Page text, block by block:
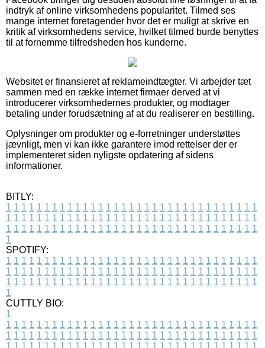
indtryk af online virksomhedens popularitet. Tilmed ses
mange internet foretagender hvor det er muligt at skrive en
kritik af virksomhedens service, hvilket tilmed burde benyttes
til at fornemme tilfredsheden hos kunderne.
Websitet er finansieret af reklameindtægter. Vi arbejder tæt
sammen med en række internet firmaer derved at vi
introducerer virksomhedernes produkter, og modtager
betaling under forudsætning af at du realiserer en bestilling.
Oplysninger om produkter og e-forretninger understøttes
jævnligt, men vi kan ikke garantere imod rettelser der er
implementeret siden nyligste opdatering af sidens
informationer.
BITLY:
1 1 1 1 1 1 1 1 1 1 1 1 1 1 1 1 1 1 1 1 1 1 1 1 1 1 1 1 1 1 1 1 1
1 1 1 1 1 1 1 1 1 1 1 1 1 1 1 1 1 1 1 1 1 1 1 1 1 1 1 1 1 1 1 1 1
1 1 1 1 1 1 1 1 1 1 1 1 1 1 1 1 1 1 1 1 1 1 1 1 1 1 1 1 1 1 1 1 1
1
SPOTIFY:
1 1 1 1 1 1 1 1 1 1 1 1 1 1 1 1 1 1 1 1 1 1 1 1 1 1 1 1 1 1 1 1 1
1 1 1 1 1 1 1 1 1 1 1 1 1 1 1 1 1 1 1 1 1 1 1 1 1 1 1 1 1 1 1 1 1
1 1 1 1 1 1 1 1 1 1 1 1 1 1 1 1 1 1 1 1 1 1 1 1 1 1 1 1 1 1 1 1 1
1
CUTTLY BIO:
1
1 1 1 1 1 1 1 1 1 1 1 1 1 1 1 1 1 1 1 1 1 1 1 1 1 1 1 1 1 1 1 1 1
1 1 1 1 1 1 1 1 1 1 1 1 1 1 1 1 1 1 1 1 1 1 1 1 1 1 1 1 1 1 1 1 1
1 1 1 1 1 1 1 1 1 1 1 1 1 1 1 1 1 1 1 1 1 1 1 1 1 1 1 1 1 1 1 1 1